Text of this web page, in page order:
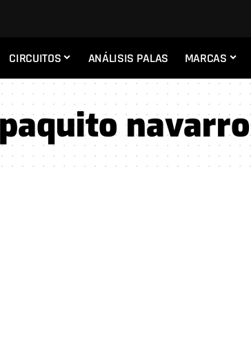
CIRCUITOS ANÁLISIS PALAS MARCAS
navarro